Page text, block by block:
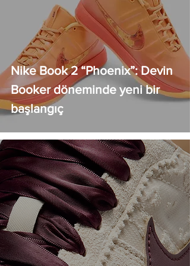
Nike Book 2 “Phoenix”: Devin
Booker döneminde yeni bir
başlangıç